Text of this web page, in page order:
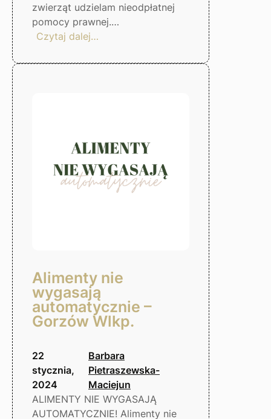
zwierząt udzielam nieodpłatnej
pomocy prawnej.…
Czytaj dalej…
bono
Alimenty nie
wygasają
automatycznie –
Gorzów Wlkp.
22
stycznia,
2024
Barbara
Pietraszewska-
Maciejun
ALIMENTY NIE WYGASAJĄ
AUTOMATYCZNIE! Alimenty nie